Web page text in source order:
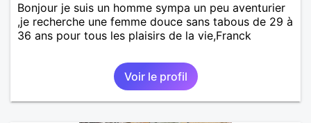
Bonjour je suis un homme sympa un peu aventurier
,je recherche une femme douce sans tabous de 29 à
36 ans pour tous les plaisirs de la vie,Franck
Voir le profil